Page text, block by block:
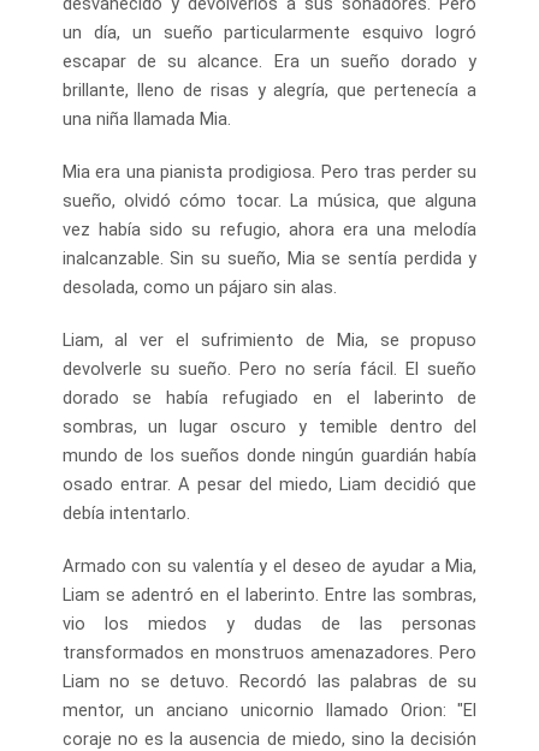
un día, un sueño particularmente esquivo logró
escapar de su alcance. Era un sueño dorado y
brillante, lleno de risas y alegría, que pertenecía a
una niña llamada Mia.
Mia era una pianista prodigiosa. Pero tras perder su
sueño, olvidó cómo tocar. La música, que alguna
vez había sido su refugio, ahora era una melodía
inalcanzable. Sin su sueño, Mia se sentía perdida y
desolada, como un pájaro sin alas.
Liam, al ver el sufrimiento de Mia, se propuso
devolverle su sueño. Pero no sería fácil. El sueño
dorado se había refugiado en el laberinto de
sombras, un lugar oscuro y temible dentro del
mundo de los sueños donde ningún guardián había
osado entrar. A pesar del miedo, Liam decidió que
debía intentarlo.
Armado con su valentía y el deseo de ayudar a Mia,
Liam se adentró en el laberinto. Entre las sombras,
vio los miedos y dudas de las personas
transformados en monstruos amenazadores. Pero
Liam no se detuvo. Recordó las palabras de su
mentor, un anciano unicornio llamado Orion: "El
coraje no es la ausencia de miedo, sino la decisión